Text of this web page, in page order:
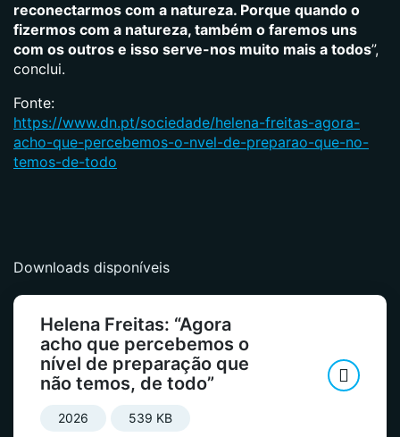
reconectarmos com a natureza. Porque quando o
fizermos com a natureza, também o faremos uns
com os outros e isso serve-nos muito mais a todos”,
conclui.
Fonte:
https://www.dn.pt/sociedade/helena-freitas-agora-
acho-que-percebemos-o-nvel-de-preparao-que-no-
temos-de-todo
Downloads disponíveis
Helena Freitas: “Agora
acho que percebemos o
nível de preparação que
não temos, de todo”
2026 539 KB